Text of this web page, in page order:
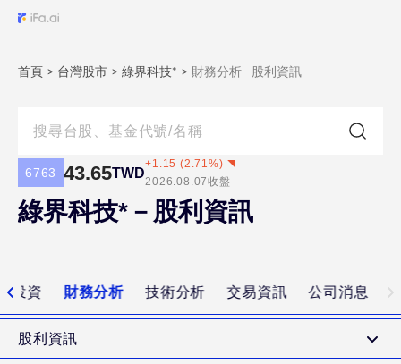
首頁 > 台灣股市 > 綠界科技* > 財務分析 - 股利資訊
6763 43.65TWD
+1.15 (2.71%)
2026.08.07收盤
綠界科技*－股利資訊
投資 財務分析 技術分析 交易資訊 公司消息
股利資訊